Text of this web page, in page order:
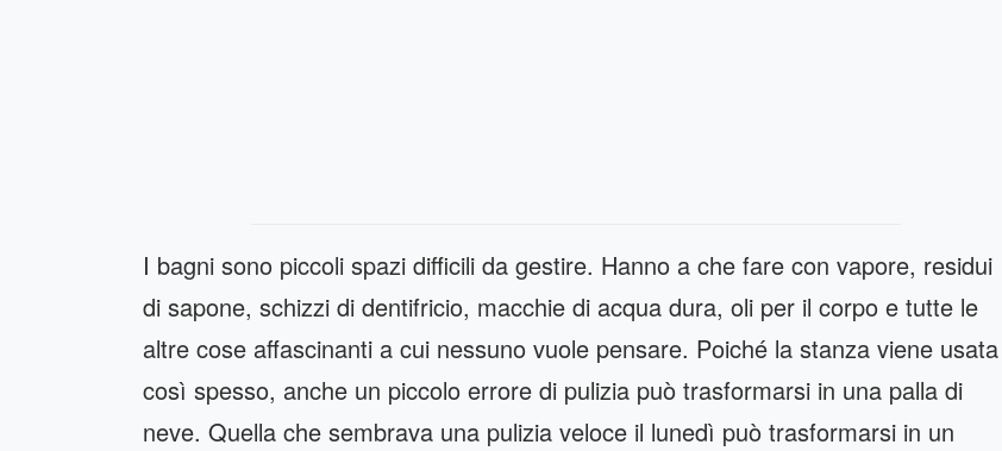
I bagni sono piccoli spazi difficili da gestire. Hanno a che fare con vapore, residui
di sapone, schizzi di dentifricio, macchie di acqua dura, oli per il corpo e tutte le
altre cose affascinanti a cui nessuno vuole pensare. Poiché la stanza viene usata
così spesso, anche un piccolo errore di pulizia può trasformarsi in una palla di
neve. Quella che sembrava una pulizia veloce il lunedì può trasformarsi in un